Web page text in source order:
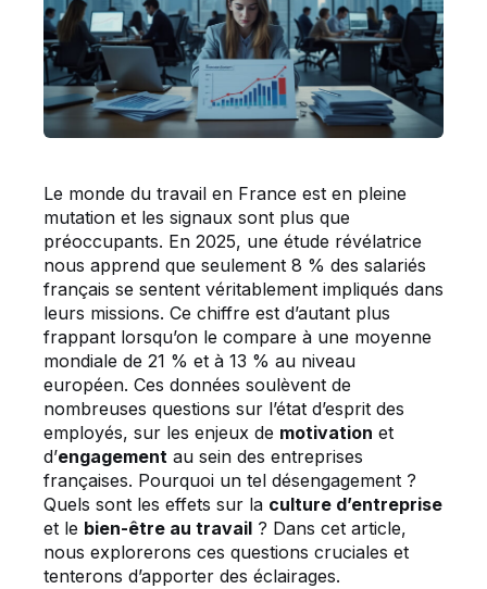
Le monde du travail en France est en pleine
mutation et les signaux sont plus que
préoccupants. En 2025, une étude révélatrice
nous apprend que seulement 8 % des salariés
français se sentent véritablement impliqués dans
leurs missions. Ce chiffre est d’autant plus
frappant lorsqu’on le compare à une moyenne
mondiale de 21 % et à 13 % au niveau
européen. Ces données soulèvent de
nombreuses questions sur l’état d’esprit des
employés, sur les enjeux de motivation et
d’engagement au sein des entreprises
françaises. Pourquoi un tel désengagement ?
Quels sont les effets sur la culture d’entreprise
et le bien-être au travail ? Dans cet article,
nous explorerons ces questions cruciales et
tenterons d’apporter des éclairages.